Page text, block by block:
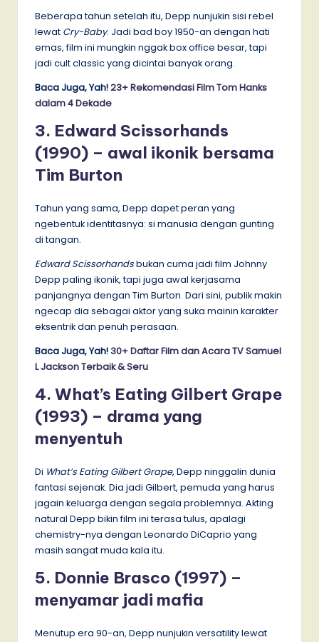
Beberapa tahun setelah itu, Depp nunjukin sisi rebel
lewat Cry-Baby. Jadi bad boy 1950-an dengan hati
emas, film ini mungkin nggak box office besar, tapi
jadi cult classic yang dicintai banyak orang.
Baca Juga, Yah!23+ Rekomendasi Film Tom Hanks
dalam 4 Dekade
3. Edward Scissorhands
(1990) – awal ikonik bersama
Tim Burton
Tahun yang sama, Depp dapet peran yang
ngebentuk identitasnya: si manusia dengan gunting
di tangan.
Edward Scissorhandsbukan cuma jadi film Johnny
Depp paling ikonik, tapi juga awal kerjasama
panjangnya dengan Tim Burton. Dari sini, publik makin
ngecap dia sebagai aktor yang suka mainin karakter
eksentrik dan penuh perasaan.
Baca Juga, Yah! 30+ Daftar Film dan Acara TV Samuel
L Jackson Terbaik & Seru
4. What’s Eating Gilbert Grape
(1993) – drama yang
menyentuh
Di What’s Eating Gilbert Grape, Depp ninggalin dunia
fantasi sejenak. Dia jadi Gilbert, pemuda yang harus
jagain keluarga dengan segala problemnya. Akting
natural Depp bikin film ini terasa tulus, apalagi
chemistry-nya dengan Leonardo DiCaprio yang
masih sangat muda kala itu.
5. Donnie Brasco (1997) –
menyamar jadi mafia
Menutup era 90-an, Depp nunjukin versatility lewat